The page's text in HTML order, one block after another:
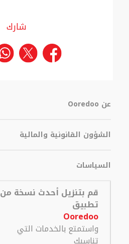
شارك
عن Ooredoo
الشؤون القانونية والمالية
السياسات
قم بتنزيل أحدث نسخة من
تطبيق
Ooredoo
واستمتع بالخدمات التي
تناسبك